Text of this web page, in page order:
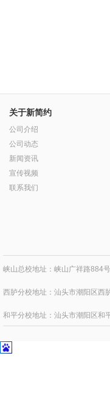
关于新简约
公司介绍
公司动态
新闻资讯
宣传视频
联系我们
峡山总校地址：峡山广祥路884
西胪分校地址：汕头市潮阳区西
和平分校地址：汕头市潮阳区